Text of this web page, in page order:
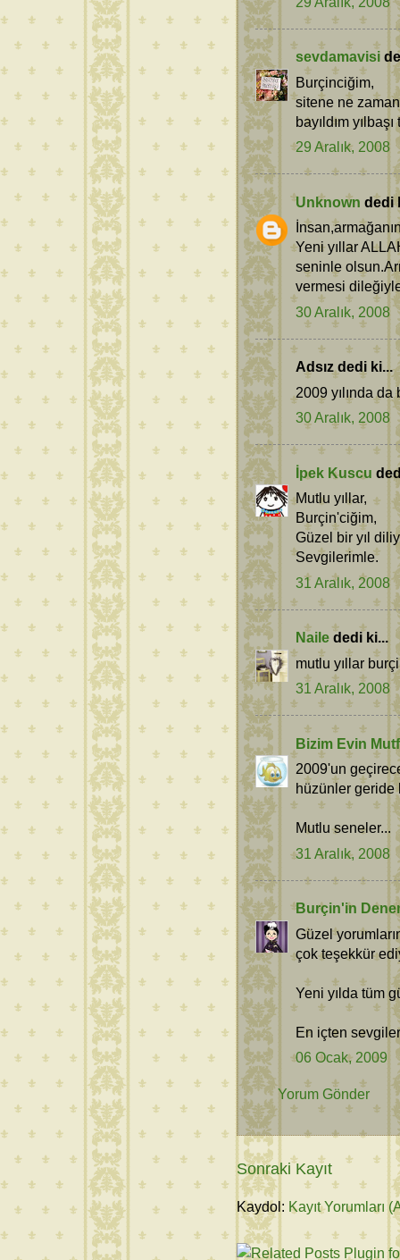
sevdamavisi
Burçinciğim,
sitene ne
bayıldım
29 Aralık, 2008
Unknown dedi
Yeni yıllar
seninle
vermesi
30 Aralık, 2008
Adsız dedi ki...
2009 yılında
30 Aralık, 2008
İpek Kuscu
Mutlu yıllar,
Burçin'ciğim,
Güzel bir yıl
Sevgilerimle.
31 Aralık, 2008
Naile dedi ki...
mutlu yıllar
31 Aralık, 2008
Bizim Evin
2009'un
hüzünler geride
Mutlu seneler...
31 Aralık, 2008
Burçin'in
Güzel
çok teşekkür
Yeni yılda tüm
En içten
06 Ocak, 2009
Yorum Gönder
Sonraki Kayıt
Kaydol: Kayıt Yorumları